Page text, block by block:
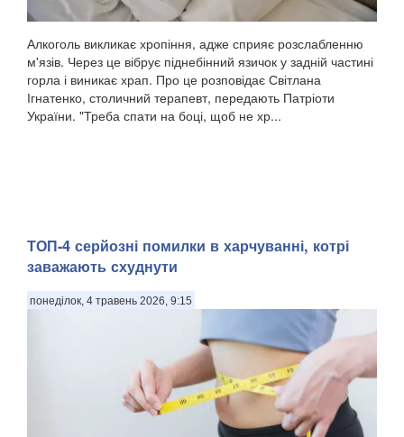
Алкоголь викликає хропіння, адже сприяє розслабленню
м'язів. Через це вібрує піднебінний язичок у задній частині
горла і виникає храп. Про це розповідає Світлана
Ігнатенко, столичний терапевт, передають Патріоти
України. "Треба спати на боці, щоб не хр...
ТОП-4 серйозні помилки в харчуванні, котрі
заважають схуднути
понеділок, 4 травень 2026, 9:15